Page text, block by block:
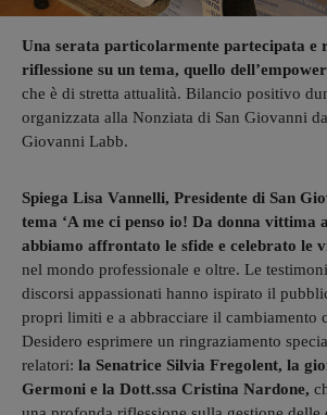
Una serata particolarmente partecipata e
riflessione su un tema, quello
che è di stretta attualità. Bilancio positivo
organizzata alla Nonziata di San Giovanni
Giovanni Labb.
Spiega Lisa Vannelli, Presidente di San
tema ‘A me ci penso io! Da donna vittima
abbiamo affrontato le sfide e celebrato le
nel mondo professionale e oltre. Le
discorsi appassionati hanno ispirato il
propri limiti e a abbracciare il cambiamento
Desidero esprimere un ringraziamento
relatori: la Senatrice Silvia Fregolent, la
Germoni e la Dott.ssa Cristina Nardone,